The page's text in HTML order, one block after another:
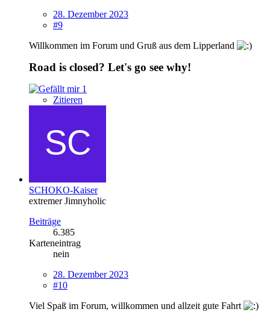
28. Dezember 2023
#9
Willkommen im Forum und Gruß aus dem Lipperland
Road is closed? Let's go see why!
1
Zitieren
SCHOKO-Kaiser
extremer Jimnyholic
Beiträge
6.385
Karteneintrag
nein
28. Dezember 2023
#10
Viel Spaß im Forum, willkommen und allzeit gute Fahrt